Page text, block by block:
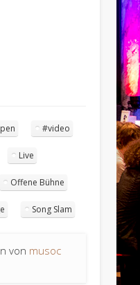
#video
Live
Offene Bühne
Song Slam
von musoc